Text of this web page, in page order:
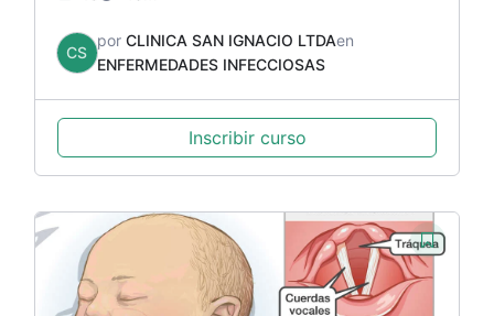
CS
por CLINICA SAN IGNACIO LTDAen
ENFERMEDADES INFECCIOSAS
Inscribir curso